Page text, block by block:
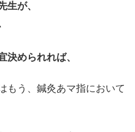
生が、
決められれば、
もう、鍼灸あマ指において